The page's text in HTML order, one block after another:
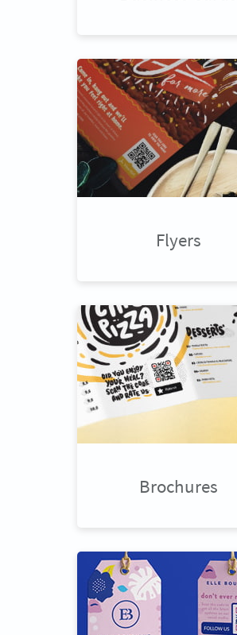
Flyers
Brochures